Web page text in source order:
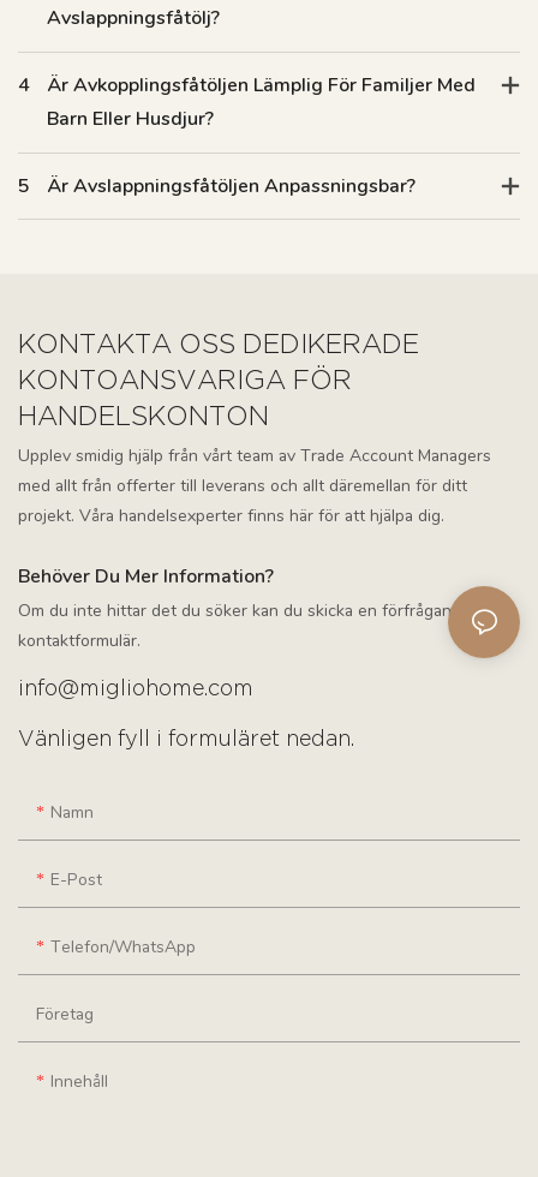
Avslappningsfåtölj?
4
Är Avkopplingsfåtöljen Lämplig För Familjer Med
Barn Eller Husdjur?
5 Är Avslappningsfåtöljen Anpassningsbar?
KONTAKTA OSS DEDIKERADE
KONTOANSVARIGA FÖR
HANDELSKONTON
Upplev smidig hjälp från vårt team av Trade Account Managers
med allt från offerter till leverans och allt däremellan för ditt
projekt. Våra handelsexperter finns här för att hjälpa dig.
Behöver Du Mer Information?
Om du inte hittar det du söker kan du skicka en förfrågan via vårt
kontaktformulär.
info@migliohome.com
Vänligen fyll i formuläret nedan.
Namn
E-Post
Telefon/WhatsApp
Företag
Innehåll